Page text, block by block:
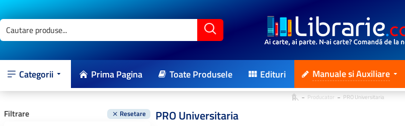
Categorii Prima Pagina Toate Produsele Edituri Manuale si Auxiliare
Producator PRO Universitaria
Filtrare Resetare PRO Universitaria